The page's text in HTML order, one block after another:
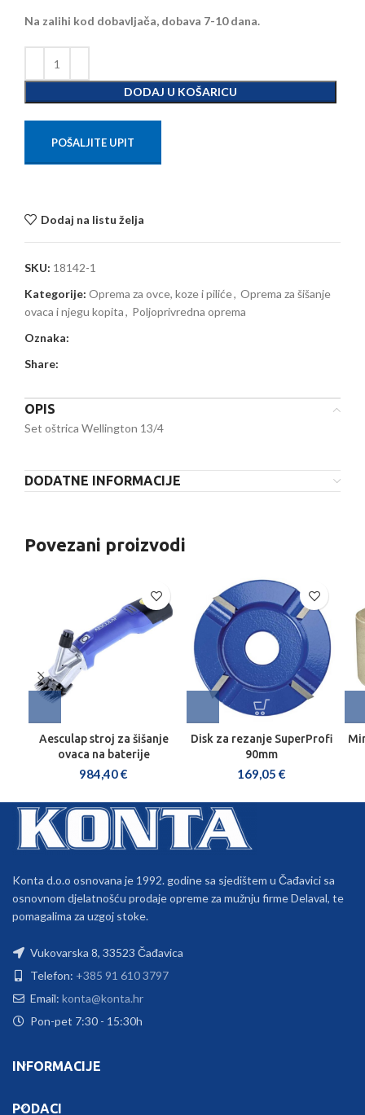
Na zalihi kod dobavljača, dobava 7-10 dana.
DODAJ U KOŠARICU
POŠALJITE UPIT
Dodaj na listu želja
SKU: 18142-1
Kategorije: Oprema za ovce, koze i piliće, Oprema za šišanje
ovaca i njegu kopita, Poljoprivredna oprema
Oznaka:
Share:
OPIS
Set oštrica Wellington 13/4
DODATNE INFORMACIJE
Povezani proizvodi
Aesculap stroj za šišanje
ovaca na baterije
984,40€
Disk za rezanje SuperProfi
90mm
169,05 €
Konta d.o.o osnovana je 1992. godine sa sjedištem u Čađavici sa
osnovnom djelatnošću prodaje opreme za mužnju firme Delaval, te
pomagalima za uzgoj stoke.
Vukovarska 8, 33523 Čađavica
Telefon: +385 91 610 3797
Email: konta@konta.hr
Pon-pet 7:30 - 15:30h
INFORMACIJE
PODACI